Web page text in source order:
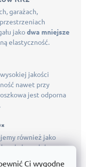
Ci wygodne
garażach,
jakodwa mniejsze
elastyczność.
jakości
nawet przy
jest odporna
również jako
do kompleksowego